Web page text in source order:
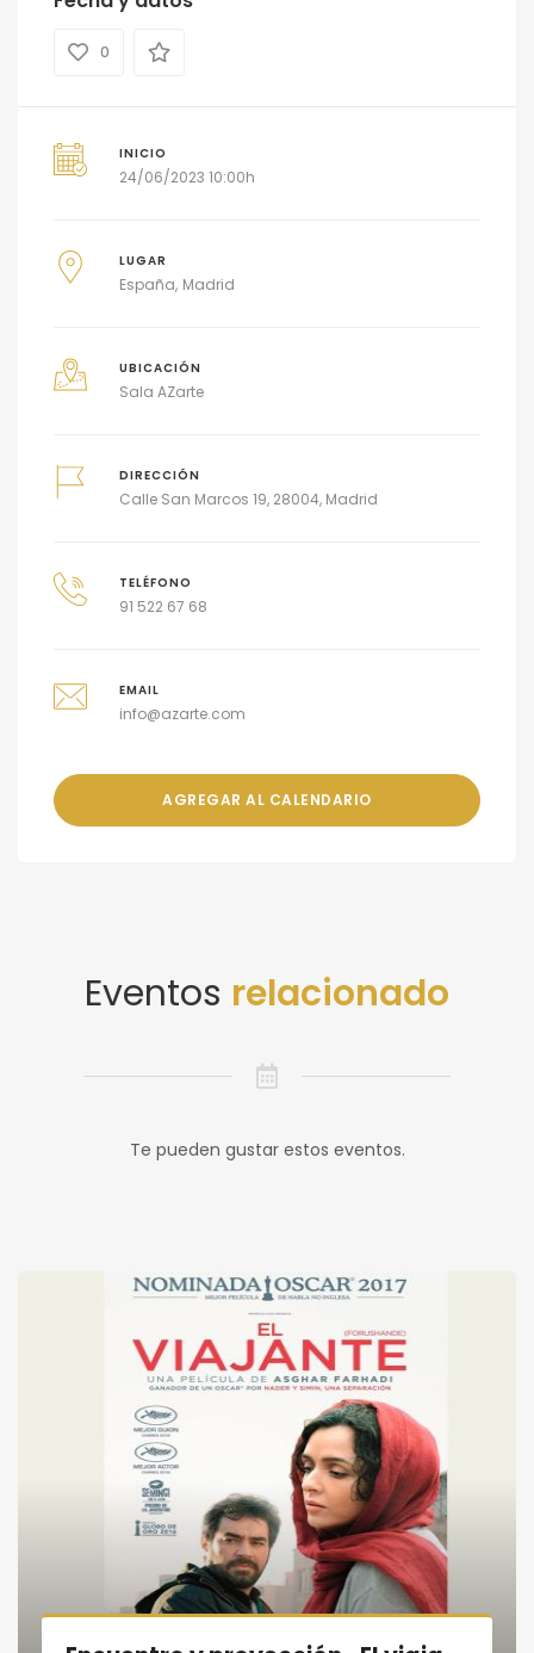
0
INICIO
24/06/2023 10:00h
LUGAR
España Madrid
UBICACIÓN
Sala AZarte
DIRECCIÓN
Calle San Marcos 19, 28004, Madrid
TELÉFONO
91 522 67 68
EMAIL
info@azarte.com
AGREGAR AL CALENDARIO
Eventos relacionado
Te pueden gustar estos eventos.